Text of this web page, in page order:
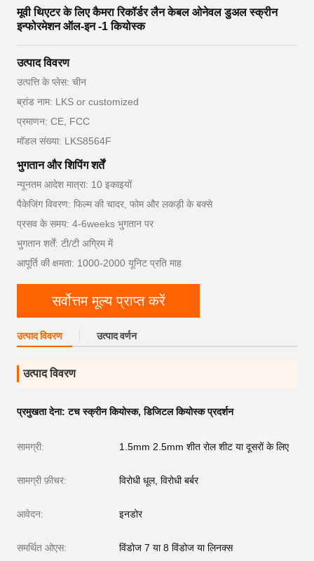
मूवी थिएटर के लिए कैमरा रिकॉर्डर लैन केबल ओनेवल डुअल स्क्रीन
इन्फोरमेशन ऑल-इन -1 कियोस्क
उत्पाद विवरण
उत्पत्ति के प्लेस: चीन
ब्रांड नाम: LKS or customized
प्रमाणन: CE, FCC
मॉडल संख्या: LKS8564F
भुगतान और शिपिंग शर्तें
न्यूनतम आदेश मात्रा: 10 इकाइयों
पैकेजिंग विवरण: फिल्म की चादर, फोम और लकड़ी के बक्से
प्रसव के समय: 4-6weeks भुगतान पर
भुगतान शर्तें: टी/टी अग्रिम में
आपूर्ति की क्षमता: 1000-2000 यूनिट प्रति माह
सर्वोत्तम मूल्य प्राप्त करें
उत्पाद विवरण उत्पाद वर्णन
उत्पाद विवरण
प्रमुखता देना:टच स्क्रीन कियोस्क,डिजिटल कियोस्क प्रदर्शन
सामग्री: 1.5mm 2.5mm शीत रोल शीट या दूसरों के लिए
सामग्री फ़ीचर: विरोधी धूल, विरोधी बर्बर
आवेदन: इनडोर
समर्थित ओएस: विंडोज 7 या 8 विंडोज या लिनक्स